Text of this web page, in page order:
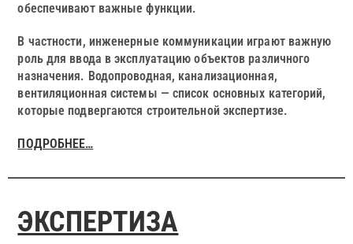
обеспечивают важные функции.
В частности, инженерные коммуникации играют важную
роль для ввода в эксплуатацию объектов различного
назначения. Водопроводная, канализационная,
вентиляционная системы — список основных категорий,
которые подвергаются строительной экспертизе.
ПОДРОБНЕЕ…
ЭКСПЕРТИЗА